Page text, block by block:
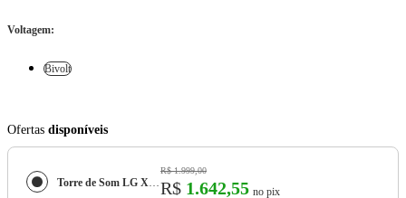
Voltagem:
Bivolt
Ofertas disponíveis
Torre de Som LG XBOOM RNC9 com Bluetooth, Karaokê, Entradas de Microfone, Guitarra e Alto-falantes Duplos
R$ 1.999,00
R$ 1.642,55 no pix